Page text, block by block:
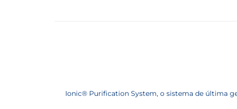
Ionic® Purification System, o sistema de última